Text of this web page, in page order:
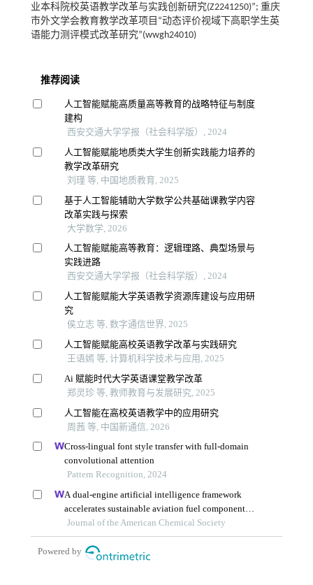
业本科院校英语教学改革与实践创新研究(Z2241250)”; 重庆
市外文学会教育教学改革项目“动态评价视域下高职学生英
语能力测评模式改革研究”(wwgh24010)